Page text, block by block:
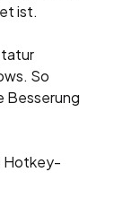
ist.
So
Besserung
Hotkey-